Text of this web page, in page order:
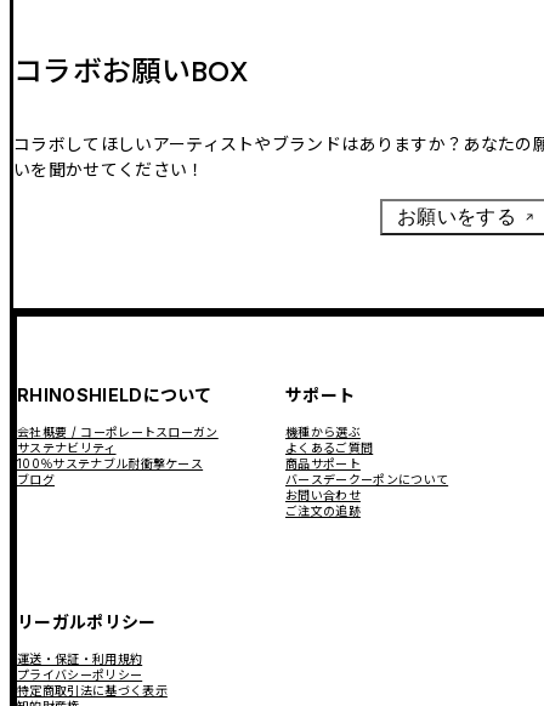
コラボお願いBOX
コラボしてほしいアーティストやブランドはありますか？あなたの
いを聞かせてください！
お願いをする
RHINOSHIELDについて
会社概要 / コーポレートスローガン
サステナビリティ
100％サステナブル耐衝撃ケース
ブログ
サポート
機種から選ぶ
よくあるご質問
商品サポート
バースデークーポンについて
お問い合わせ
ご注文の追跡
リーガルポリシー
運送・保証・利用規約
プライバシーポリシー
特定商取引法に基づく表示